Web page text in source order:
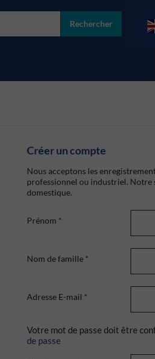
Rechercher
Créer un compte
Nous acceptons les
professionnel ou industriel. Notre
domestique.
Prénom *
Nom de famille *
Adresse E-mail *
Votre mot de passe doit être
de passe